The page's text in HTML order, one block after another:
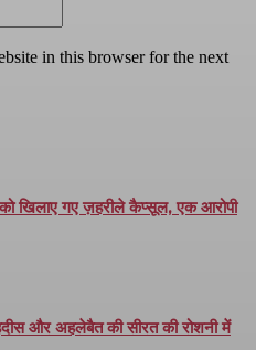
in this browser for the next
खिलाए गए ज़हरीले कैप्सूल, एक आरोपी
और अहलेबैत की सीरत की रोशनी में